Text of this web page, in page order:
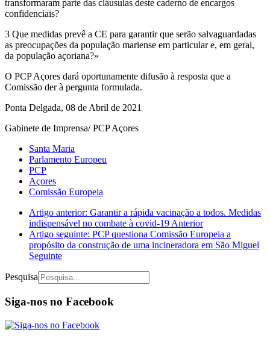
transformaram parte das cláusulas deste caderno de encargos
confidenciais?
3 Que medidas prevê a CE para garantir que serão salvaguardadas
as preocupações da população mariense em particular e, em geral,
da população açoriana?»
O PCP Açores dará oportunamente difusão à resposta que a
Comissão der à pergunta formulada.
Ponta Delgada, 08 de Abril de 2021
Gabinete de Imprensa/ PCP Açores
Santa Maria
Parlamento Europeu
PCP
Açores
Comissão Europeia
Artigo anterior: Garantir a rápida vacinação a todos. Medidas
indispensável no combate à covid-19Anterior
Artigo seguinte: PCP questiona Comissão Europeia a
propósito da construção de uma incineradora em São Miguel
Seguinte
Pesquisa
Siga-nos no Facebook